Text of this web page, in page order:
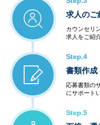
求人のご
カウンセリ
求人をご紹
Step.4
書類作成
応募書類の
にサポート
Step.5